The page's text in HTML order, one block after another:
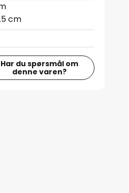
cm
Har du spørsmål om
denne varen?